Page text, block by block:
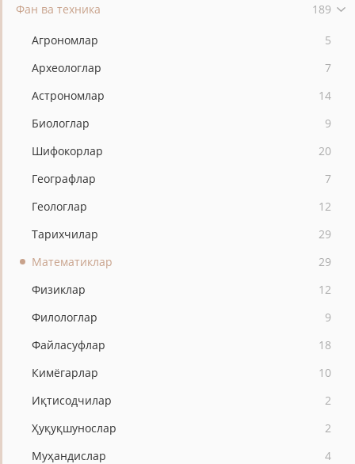
Фан ва техника 189
Агрономлар
5
Археологлар
7
Астрономлар
14
Биологлар
9
Шифокорлар
20
Географлар
7
Геологлар
12
Тарихчилар
29
Математиклар
29
Физиклар
12
Филологлар
9
Файласуфлар
18
Кимёгарлар
10
Иқтисодчилар
2
Ҳуқуқшунослар
2
Муҳандислар
4